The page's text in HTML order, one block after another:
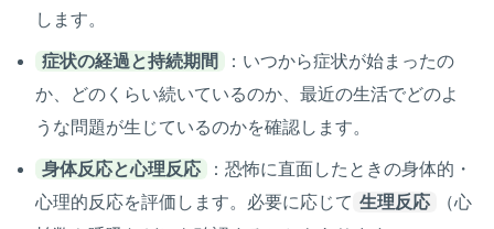
します。
症状の経過と持続期間
：いつから症状が始まったの
か、どのくらい続いているのか、最近の生活でどのよ
うな問題が生じているのかを確認します。
身体反応と心理反応
：恐怖に直面したときの身体的・
心理的反応を評価します。必要に応じて 生理反応
（心